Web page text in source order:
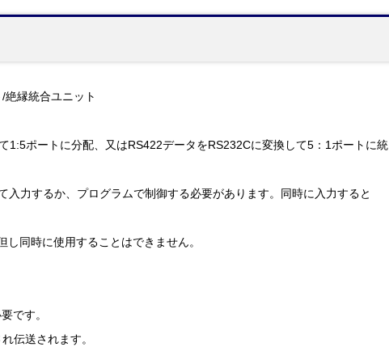
縁統合ユニット
ポートに分配、又はRS422データをRS232Cに変換して5：1ポートに統
力するか、プログラムで制御する必要があります。同時に入力すると
同時に使用することはできません。
です。
伝送されます。